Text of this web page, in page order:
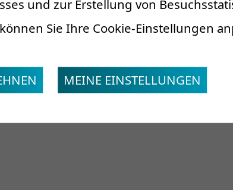
and Rehabilitation
und zur Erstellung von
Sie Ihre Cookie-Einstellungen
MEINE EINSTELLUNGEN